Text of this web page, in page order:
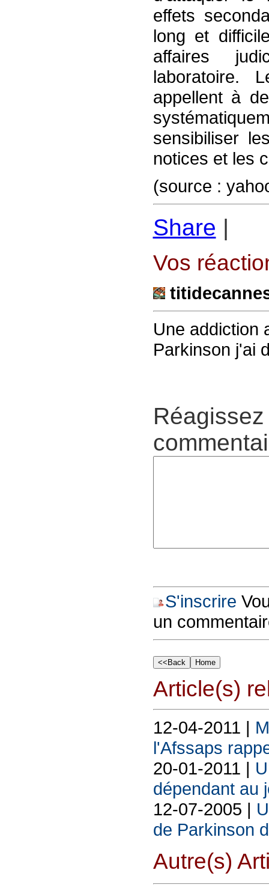
effets
long et
affaires
laboratoire.
appellent à
sensibiliser
notices et les
(source :
Share |
Vos
Une addiction
Parkinson j'ai
S'inscrire
un
Article(s)
12-04-2011 |
l'Afssaps
20-01-2011 |
dépendant au
12-07-2005 |
de Parkinson
Autre(s)